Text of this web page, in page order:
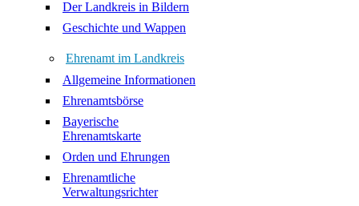
Der Landkreis in Bildern
Geschichte und Wappen
Ehrenamt im Landkreis
Allgemeine Informationen
Ehrenamtsbörse
Bayerische
Ehrenamtskarte
Orden und Ehrungen
Ehrenamtliche
Verwaltungsrichter